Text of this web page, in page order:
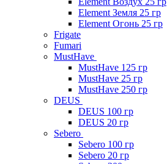
Element Земля 25 гр
Element Огонь 25 гр
Frigate
Fumari
MustHave
MustHave 125 гр
MustHave 25 гр
MustHave 250 гр
DEUS
DEUS 100 гр
DEUS 20 гр
Sebero
Sebero 100 гр
Sebero 20 гр